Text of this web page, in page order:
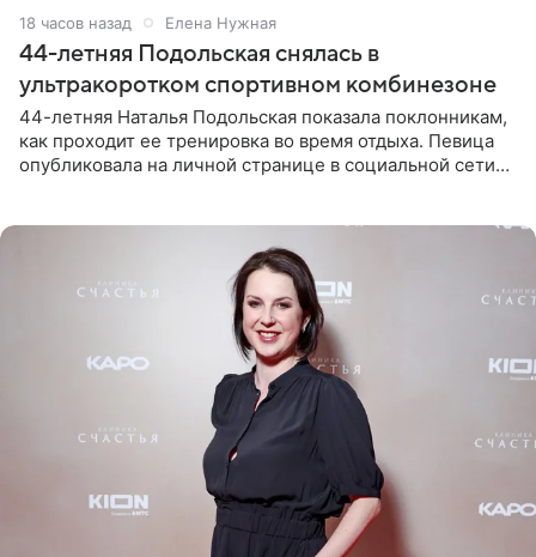
18 часов назад Елена Нужная
44-летняя Подольская снялась в
ультракоротком спортивном комбинезоне
44-летняя Наталья Подольская показала поклонникам,
как проходит ее тренировка во время отдыха. Певица
опубликовала на личной странице в социальной сети